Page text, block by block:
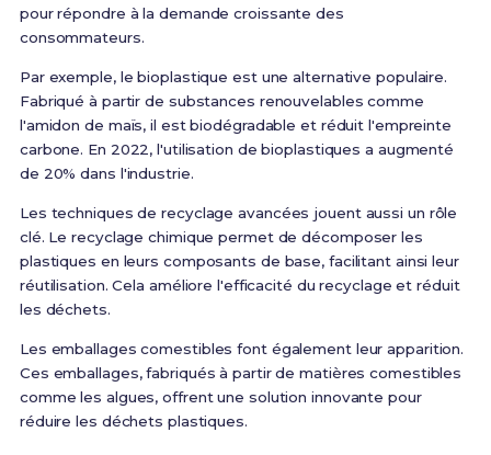
pour répondre à la demande croissante des
consommateurs.
Par exemple, le bioplastique est une alternative populaire.
Fabriqué à partir de substances renouvelables comme
l'amidon de maïs, il est biodégradable et réduit l'empreinte
carbone. En 2022, l'utilisation de bioplastiques a augmenté
de 20% dans l'industrie.
Les techniques de recyclage avancées jouent aussi un rôle
clé. Le recyclage chimique permet de décomposer les
plastiques en leurs composants de base, facilitant ainsi leur
réutilisation. Cela améliore l'efficacité du recyclage et réduit
les déchets.
Les emballages comestibles font également leur apparition.
Ces emballages, fabriqués à partir de matières comestibles
comme les algues, offrent une solution innovante pour
réduire les déchets plastiques.